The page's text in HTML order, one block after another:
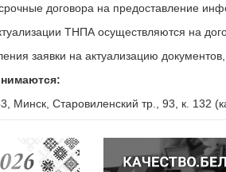
договора на предоставление
ТНПА осуществляются на
заявки на актуализацию
Минск, Старовиленский тр., 93, к. 132